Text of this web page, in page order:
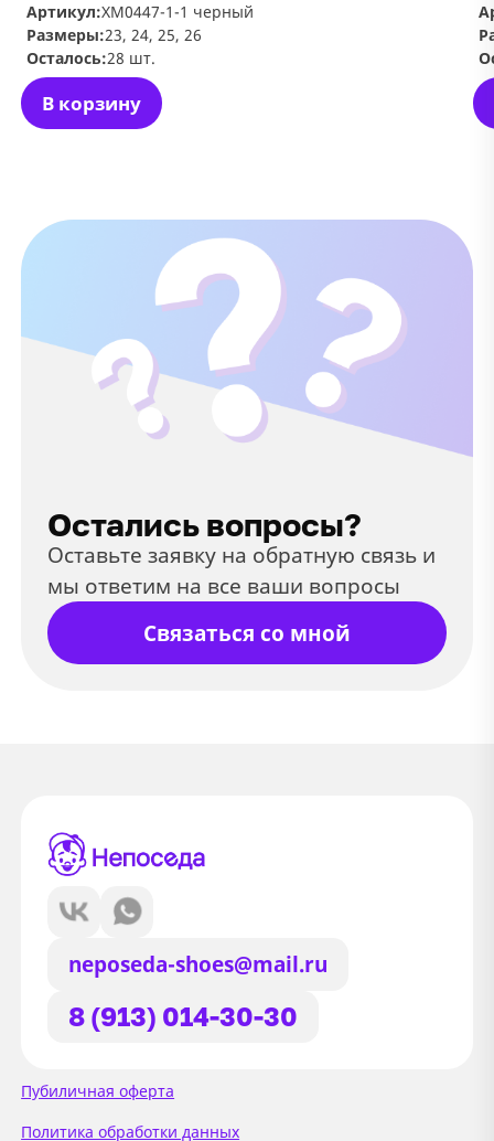
В корзину
Артикул:ХМ0447-1-1 черный
Размеры:23, 24, 25, 26
Осталось:28 шт.
Остались вопросы?
Оставьте заявку на обратную связь и
мы ответим на все ваши вопросы
Связаться со мной
neposeda-shoes@mail.ru
8 (913) 014-30-30
Пубиличная оферта
Политика обработки данных
Сайт использует файлы Cookie
Мы используем файлы cookie и